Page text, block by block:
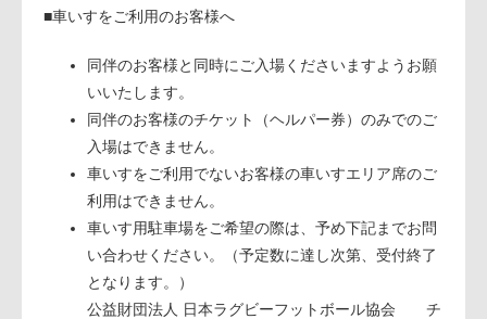
■車いすをご利用のお客様へ
同伴のお客様と同時にご入場くださいますようお願
いいたします。
同伴のお客様のチケット（ヘルパー券）のみでのご
入場はできません。
車いすをご利用でないお客様の車いすエリア席のご
利用はできません。
車いす用駐車場をご希望の際は、予め下記までお問
い合わせください。（予定数に達し次第、受付終了
となります。）
公益財団法人 日本ラグビーフットボール協会 チ